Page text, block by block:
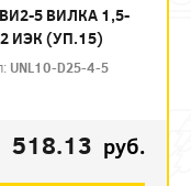
5 ВИЛКА 1,5-
ИЭК (УП.15)
UNL10-D25-4-5
518.13 руб.